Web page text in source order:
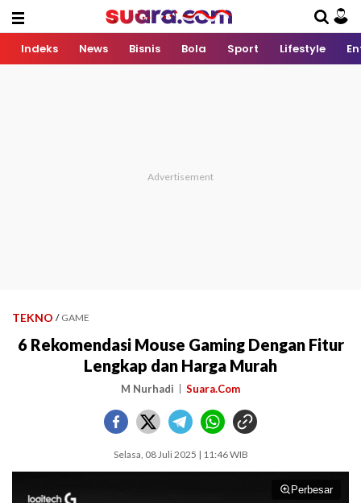
Indeks News Bisnis Bola Sport Lifestyle
TEKNO / GAME
6 Rekomendasi Mouse Gaming Dengan Fitur
Lengkap dan Harga Murah
M Nurhadi Suara.Com
Selasa, 08 Juli 2025 | 11:46 WIB
Perbesar